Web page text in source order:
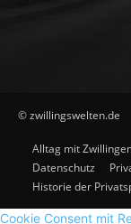
© zwillingswelten.de
Alltag mit
Datenschutz
Historie der
Cookie Consent mit